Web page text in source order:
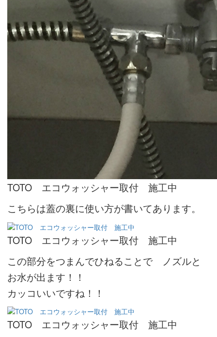
TOTO エコウォッシャー取付 施工中
こちらは蓋の裏に使い方が書いてあります。
TOTO エコウォッシャー取付 施工中
この部分をつまんでひねることで ノズルと
お水が出ます！！
カッコいいですね！！
TOTO エコウォッシャー取付 施工中